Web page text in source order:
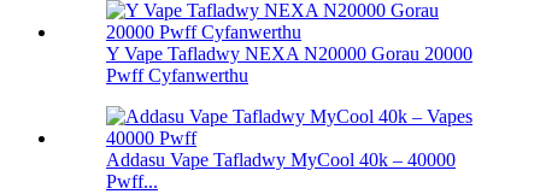
Y Vape Tafladwy NEXA N20000 Gorau 20000
Pwff Cyfanwerthu
Addasu Vape Tafladwy MyCool 40k – 40000
Pwff...